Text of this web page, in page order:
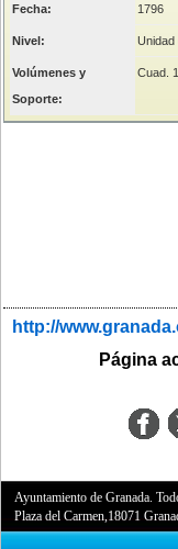
Fecha: 1796
Nivel: Unidad
Volúmenes y
Soporte:
Cuad.
http://
Página
Ayuntamiento de Granada.
Plaza del Carmen,18071